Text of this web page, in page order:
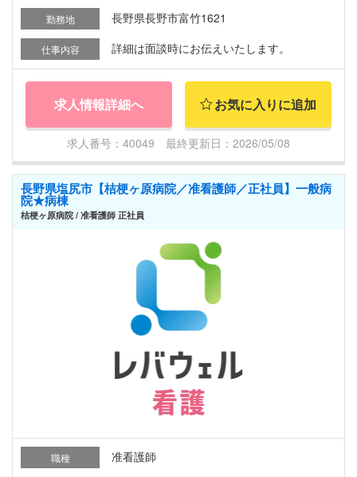
勤務地 長野県長野市富竹1621
仕事内容 詳細は面談時にお伝えいたします。
求人情報詳細へ お気に入りに追加
求人番号：40049 最終更新日：2026/05/08
長野県塩尻市【桔梗ヶ原病院／准看護師／正社員】一般病
院★病棟
桔梗ヶ原病院 / 准看護師 正社員
職種 准看護師